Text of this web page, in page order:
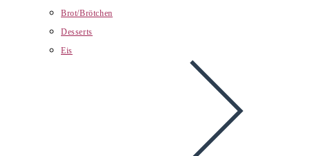
Brot/Brötchen
Desserts
Eis